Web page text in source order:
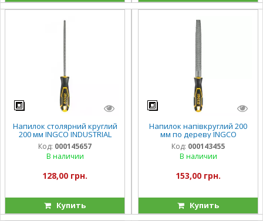
Напилок столярний круглий
200 мм INGCO INDUSTRIAL
Код: 000145657
В наличии
128,00 грн.
Купить
Напилок напівкруглий 200
мм по дереву INGCO
Код: 000143455
В наличии
153,00 грн.
Купить